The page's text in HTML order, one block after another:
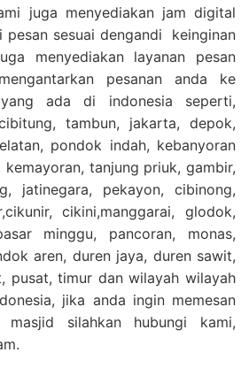
juga menyediakan jam digital
pesan sesuai dengandi keinginan
menyediakan layanan pesan
pesanan anda ke
ada di indonesia seperti,
tambun, jakarta, depok,
pondok indah, kebanyoran
kemayoran, tanjung priuk, gambir,
jatinegara, pekayon, cibinong,
cikini,manggarai, glodok,
minggu, pancoran, monas,
aren, duren jaya, duren sawit,
pusat, timur dan wilayah wilayah
jika anda ingin memesan
silahkan hubungi kami,